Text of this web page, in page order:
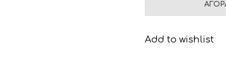
Add to wishlist